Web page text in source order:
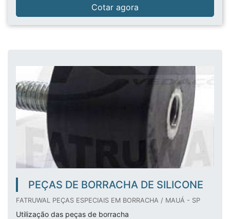
Cotar agora
PEÇAS DE BORRACHA DE SILICONE
FATRUWAL PEÇAS ESPECIAIS EM BORRACHA / MAUÁ - SP
Utilização das peças de borracha